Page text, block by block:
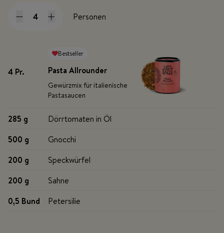
Personen
4 Pr.
Bestseller
Pasta Allrounder
Gewürzmix für italienische
Pastasaucen
285 g
Dörrtomaten in Öl
500 g
Gnocchi
200 g
Speckwürfel
200 g
Sahne
0,5 Bund
Petersilie